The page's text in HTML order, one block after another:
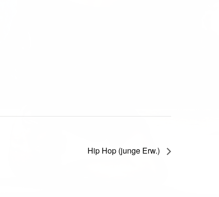
Hip Hop (junge Erw.)